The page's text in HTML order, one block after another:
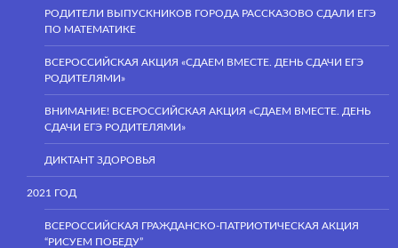
РОДИТЕЛИ ВЫПУСКНИКОВ ГОРОДА РАССКАЗОВО СДАЛИ ЕГЭ
ПО МАТЕМАТИКЕ
ВСЕРОССИЙСКАЯ АКЦИЯ «СДАЕМ ВМЕСТЕ. ДЕНЬ СДАЧИ ЕГЭ
РОДИТЕЛЯМИ»
ВНИМАНИЕ! ВСЕРОССИЙСКАЯ АКЦИЯ «СДАЕМ ВМЕСТЕ. ДЕНЬ
СДАЧИ ЕГЭ РОДИТЕЛЯМИ»
ДИКТАНТ ЗДОРОВЬЯ
2021 ГОД
ВСЕРОССИЙСКАЯ ГРАЖДАНСКО-ПАТРИОТИЧЕСКАЯ АКЦИЯ
“РИСУЕМ ПОБЕДУ”